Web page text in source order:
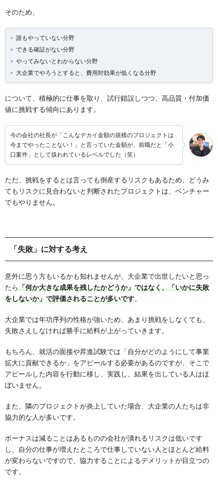
そのため、
誰もやっていない分野
できる確証がない分野
やってみないとわからない分野
大企業でやろうとすると、費用対効果が低くなる分野
について、積極的に仕事を取り、試行錯誤しつつ、高品質・付加価
値に挑戦する傾向にあります。
今の会社の社長が「こんなデカイ金額の規模のプロジェクトは
今までやったことない！」と言っていた金額が、前職だと「小
口案件」として扱われているレベルでした（笑）
ただ、挑戦をするとは言っても倒産するリスクもあるため、どうみ
てもリスクに見合わないと判断されたプロジェクトは、ベンチャー
でもやりません。
「失敗」に対する考え
意外に思う方もいるかも知れませんが、大企業で出世したいと思っ
たら「何か大きな成果を残したかどうか」ではなく、「いかに失敗
をしないか」で評価されることが多いです。
大企業では年功序列の性格が強いため、あまり挑戦をしなくても、
失敗さえしなければ勝手に給料が上がっていきます。
もちろん、就活の面接や昇進試験では「自分がどのようにして事業
拡大に貢献できるか」をアピールする必要があるのですが、そこで
アピールした内容を行動に移し、実践し、結果を出している人はほ
ぼいません。
また、隣のプロジェクトが炎上していた場合、大企業の人たちは非
協力的な人が多いです。
ボーナスは減ることはあるものの会社が潰れるリスクは低いです
し、自分の仕事が増えたところで仕事していない人とほとんど給料
が変わらないですので、協力することによるデメリットが目立つの
です。